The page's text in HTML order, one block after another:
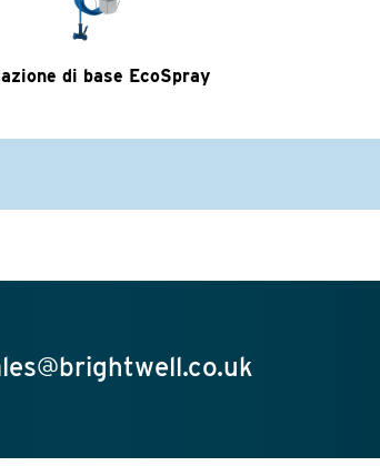
di base EcoSpray